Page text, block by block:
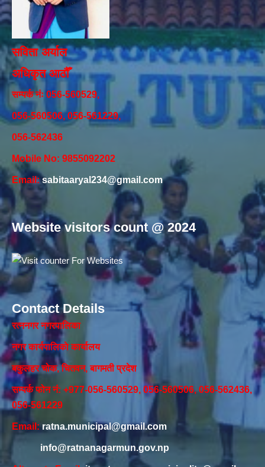
सविता अर्याल
अधिकृत आठौँ
सम्पर्क नंः 056-560529,
056-560506, 056-561229,
056-562436
Mobile No: 9855092202
Email:sabitaaryal234@gmail.com
Website visitors count @ 2024
Contact Details
रत्ननगर नगरपालिका
नगर कार्यपालिकाे कार्यालय‍
बकुलहर चोक, चितवन, बागमती प्रदेश
सम्पर्क फोन नं: +977-056-560529, 056-560506, 056-562436,
056-561229
Email:ratna.municipal@gmail.com
info@ratnanagarmun.gov.np